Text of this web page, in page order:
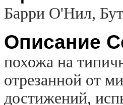
Барри О'Нил,
Описание
похожа на
отрезанной от
достижений,